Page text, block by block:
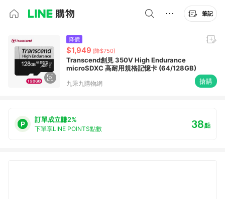
筆記
降價
$1,949 (降$750)
Transcend創見 350V High Endurance
microSDXC 高耐用規格記憶卡 (64/128GB)
九乘九購物網 搶購
訂單成立賺2%
下單享LINE POINTS點數 38點